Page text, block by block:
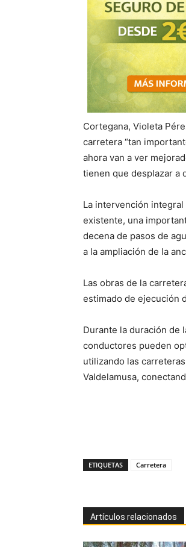
Cortegana, Violeta
carretera “tan
ahora van a ver
tienen que desplazar a
La intervención
existente, una
decena de pasos de
a la ampliación de la
Las obras de la
estimado de ejecución
Durante la duración de
conductores pueden
utilizando las
Valdelamusa,
ETIQUETAS Carretera
Artículos relacionados